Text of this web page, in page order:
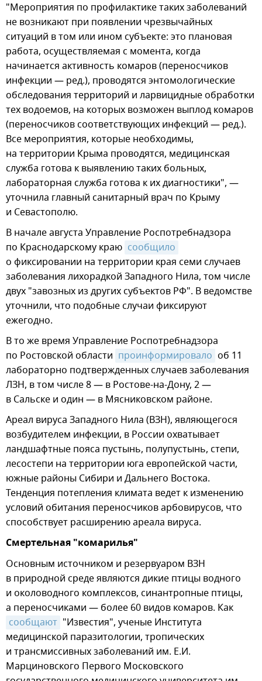
"Мероприятия по профилактике таких заболеваний
не возникают при появлении чрезвычайных
ситуаций в том или ином субъекте: это плановая
работа, осуществляемая с момента, когда
начинается активность комаров (переносчиков
инфекции — ред.), проводятся энтомологические
обследования территорий и ларвицидные обработки
тех водоемов, на которых возможен выплод комаров
(переносчиков соответствующих инфекций — ред.).
Все мероприятия, которые необходимы,
на территории Крыма проводятся, медицинская
служба готова к выявлению таких больных,
лабораторная служба готова к их диагностики", —
уточнила главный санитарный врач по Крыму
и Севастополю.
В начале августа Управление Роспотребнадзора
по Краснодарскому краю сообщило
о фиксировании на территории края семи случаев
заболевания лихорадкой Западного Нила, том числе
двух "завозных из других субъектов РФ". В ведомстве
уточнили, что подобные случаи фиксируют
ежегодно.
В то же время Управление Роспотребнадзора
по Ростовской области проинформировало об 11
лабораторно подтвержденных случаев заболевания
ЛЗН, в том числе 8 — в Ростове-на-Дону, 2 —
в Сальске и один — в Мясниковском районе.
Ареал вируса Западного Нила (ВЗН), являющегося
возбудителем инфекции, в России охватывает
ландшафтные пояса пустынь, полупустынь, степи,
лесостепи на территории юга европейской части,
южные районы Сибири и Дальнего Востока.
Тенденция потепления климата ведет к изменению
условий обитания переносчиков арбовирусов, что
способствует расширению ареала вируса.
Смертельная "комарилья"
Основным источником и резервуаром ВЗН
в природной среде являются дикие птицы водного
и околоводного комплексов, синантропные птицы,
а переносчиками — более 60 видов комаров. Как
сообщают "Известия", ученые Института
медицинской паразитологии, тропических
и трансмиссивных заболеваний им. Е.И.
Марциновского Первого Московского